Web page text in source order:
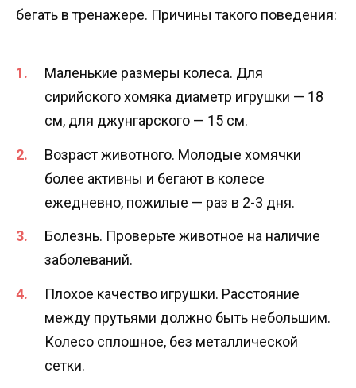
бегать в тренажере. Причины такого поведения:
Маленькие размеры колеса. Для
сирийского хомяка диаметр игрушки — 18
см, для джунгарского — 15 см.
Возраст животного. Молодые хомячки
более активны и бегают в колесе
ежедневно, пожилые — раз в 2-3 дня.
Болезнь. Проверьте животное на наличие
заболеваний.
Плохое качество игрушки. Расстояние
между прутьями должно быть небольшим.
Колесо сплошное, без металлической
сетки.